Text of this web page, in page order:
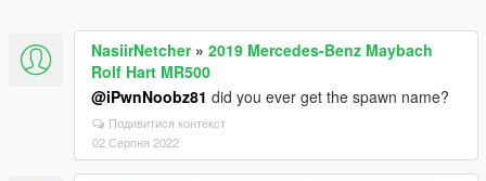
NasiirNetcher» 2019 Mercedes-Benz Maybach
Rolf Hart MR500
@iPwnNoobz81 did you ever get the spawn name?
Подивитися контекст
02 Серпня 2022